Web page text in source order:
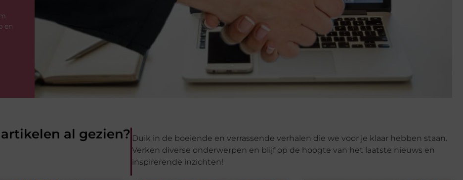
en
al gezien? Duik in de boeiende en verrassende verhalen die we voor je klaar hebben staan.
Verken diverse onderwerpen en blijf op de hoogte van het laatste nieuws en
inspirerende inzichten!